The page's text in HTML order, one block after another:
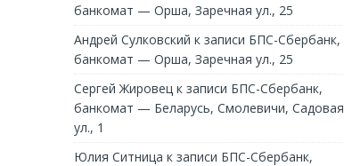
банкомат — Орша, Заречная ул., 25
Андрей Сулковский к записи БПС-Сбербанк,
банкомат — Орша, Заречная ул., 25
Сергей Жировец к записи БПС-Сбербанк,
банкомат — Беларусь, Смолевичи, Садовая
ул., 1
Юлия Ситница к записи БПС-Сбербанк,